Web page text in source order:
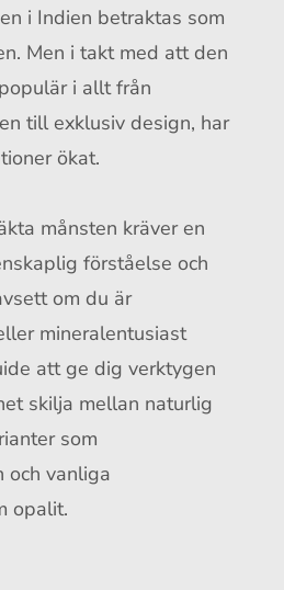
i Indien betraktas som
Men i takt med att den
i allt från
till exklusiv design, har
ökat.
månsten kräver en
förståelse och
om du är
mineralentusiast
att ge dig verktygen
skilja mellan naturlig
som
och vanliga
opalit.